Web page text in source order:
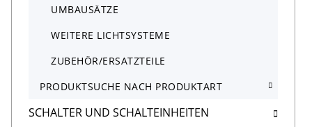
UMBAUSÄTZE
WEITERE LICHTSYSTEME
ZUBEHÖR/ERSATZTEILE
PRODUKTSUCHE NACH PRODUKTART
SCHALTER UND SCHALTEINHEITEN